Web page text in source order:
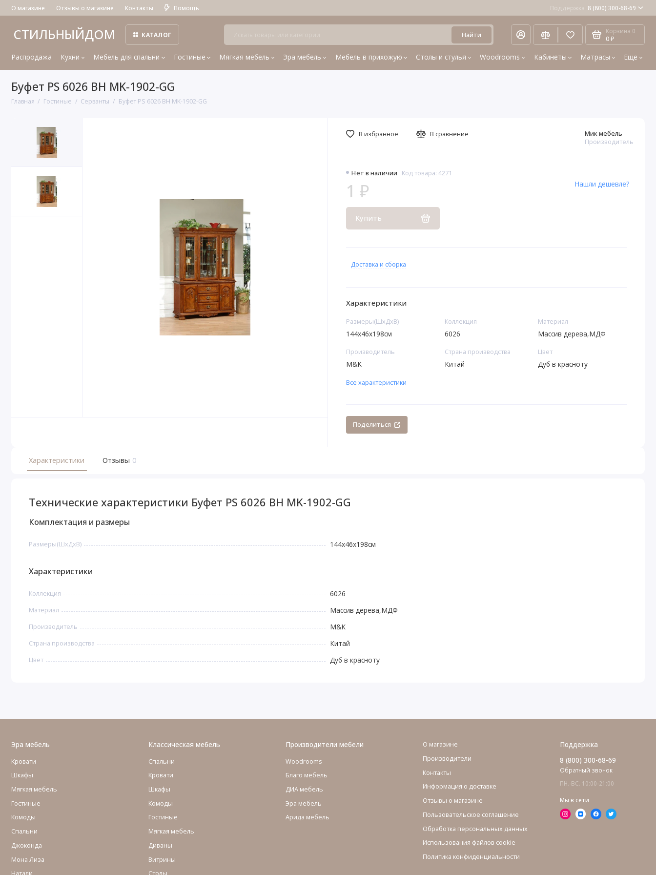
О магазине Отзывы о магазине Контакты Помощь Поддержка 8 (800) 300-68-69
СТИЛЬНЫЙДОМ КАТАЛОГ Найти Корзина 0
0 ₽
Распродажа Кухни Мебель для спальни Гостиные Мягкая мебель Эра мебель Мебель в прихожую Столы и стулья Woodrooms Кабинеты Матрасы Еще
Буфет PS 6026 BH MK-1902-GG
Главная Гостиные Серванты Буфет PS 6026 BH MK-1902-GG
Нет в наличии Код товара: 4271
Мик мебель
Производитель
1 ₽
Купить
Нашли дешевле?
В избранное В сравнение
Доставка и сборка
Характеристики
Размеры(ШхДхВ)
144х46х198см
Коллекция
6026
Материал
Массив дерева,МДФ
Производитель
M&K
Страна производства
Китай
Цвет
Дуб в красноту
Все характеристики
Поделиться
Характеристики Отзывы 0
Технические характеристики Буфет PS 6026 BH MK-1902-GG
Комплектация и размеры
Размеры(ШхДхВ) 144х46х198см
Характеристики
Коллекция 6026
Материал Массив дерева,МДФ
Производитель M&K
Страна производства Китай
Цвет Дуб в красноту
Эра мебель
Кровати
Шкафы
Мягкая мебель
Гостиные
Комоды
Cпальни
Джоконда
Мона Лиза
Натали
Классическая мебель
Спальни
Кровати
Шкафы
Комоды
Гостиные
Мягкая мебель
Диваны
Витрины
Столы
Производители мебели
Woodrooms
Благо мебель
ДИА мебель
Эра мебель
Арида мебель
О магазине
Производители
Контакты
Информация о доставке
Отзывы о магазине
Пользовательское соглашение
Обработка персональных данных
Использования файлов cookie
Политика конфиденциальности
Поддержка
8 (800) 300-68-69
Обратный звонок
ПН.-ВС. 10:00-21:00
Мы в сети